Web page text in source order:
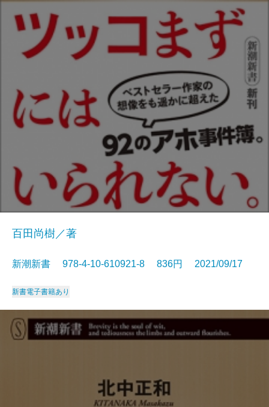
百田尚樹／著
新潮新書 978-4-10-610921-8 836円 2021/09/17
新書電子書籍あり